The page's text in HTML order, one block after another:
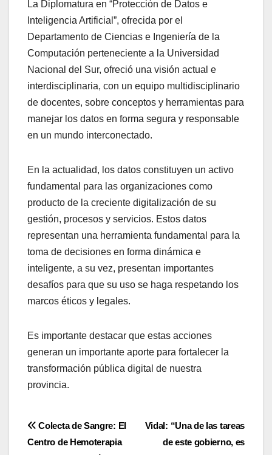
La Diplomatura en “Protección de Datos e
Inteligencia Artificial”, ofrecida por el
Departamento de Ciencias e Ingeniería de la
Computación perteneciente a la Universidad
Nacional del Sur, ofreció una visión actual e
interdisciplinaria, con un equipo multidisciplinario
de docentes, sobre conceptos y herramientas para
manejar los datos en forma segura y responsable
en un mundo interconectado.
En la actualidad, los datos constituyen un activo
fundamental para las organizaciones como
producto de la creciente digitalización de su
gestión, procesos y servicios. Estos datos
representan una herramienta fundamental para la
toma de decisiones en forma dinámica e
inteligente, a su vez, presentan importantes
desafíos para que su uso se haga respetando los
marcos éticos y legales.
Es importante destacar que estas acciones
generan un importante aporte para fortalecer la
transformación pública digital de nuestra
provincia.
Navegación
Vidal: “Una de las tareas
de este gobierno, es
Colecta de Sangre: El
Centro de Hemoterapia